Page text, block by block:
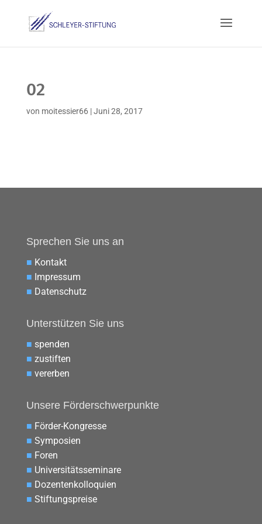
02
von moitessier66|Juni 28, 2017
Sprechen Sie uns an
■ Kontakt
■ Impressum
■ Datenschutz
Unterstützen Sie uns
■ spenden
■ zustiften
■ vererben
Unsere Förderschwerpunkte
■ Förder-Kongresse
■ Symposien
■ Foren
■ Universitätsseminare
■ Dozentenkolloquien
■ Stiftungspreise